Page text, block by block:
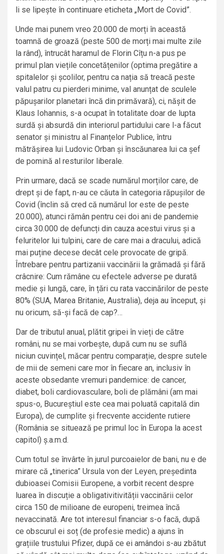
li se lipește în continuare eticheta „Mort de Covid”.
Unde mai punem vreo 20.000 de morți în această
toamnă de groază (peste 500 de morți mai multe zile
la rând), întrucât haramul de Florin Cîțu n-a pus pe
primul plan viețile concetățenilor (optima pregătire a
spitalelor și școlilor, pentru ca nația să treacă peste
valul patru cu pierderi minime, val anunțat de sculele
păpușarilor planetari încă din primăvară), ci, nășit de
Klaus Iohannis, s-a ocupat în totalitate doar de lupta
surdă și absurdă din interiorul partidului care l-a făcut
senator și ministru al Finanțelor Publice, întru
mătrășirea lui Ludovic Orban și înscăunarea lui ca șef
de pomină al resturilor liberale.
Prin urmare, dacă se scade numărul morților care, de
drept și de fapt, n-au ce căuta în categoria răpușilor de
Covid (înclin să cred că numărul lor este de peste
20.000), atunci rămân pentru cei doi ani de pandemie
circa 30.000 de defuncți din cauza acestui virus și a
feluritelor lui tulpini, care de care mai a dracului, adică
mai puține decese decât cele provocate de gripă.
Întrebare pentru partizanii vaccinării la grămadă și fără
crâcnire: Cum rămâne cu efectele adverse pe durată
medie și lungă, care, în țări cu rata vaccinărilor de peste
80% (SUA, Marea Britanie, Australia), deja au început, și
nu oricum, să-și facă de cap?…
Dar de tributul anual, plătit gripei în vieți de către
români, nu se mai vorbește, după cum nu se suflă
niciun cuvințel, măcar pentru comparație, despre sutele
de mii de semeni care mor în fiecare an, inclusiv în
aceste obsedante vremuri pandemice: de cancer,
diabet, boli cardiovasculare, boli de plămâni (am mai
spus-o, Bucureștiul este cea mai poluată capitală din
Europa), de cumplite și frecvente accidente rutiere
(România se situează pe primul loc în Europa la acest
capitol) ș.a.m.d.
Cum totul se învârte în jurul purcoaielor de bani, nu e de
mirare că „tinerica” Ursula von der Leyen, președinta
dubioasei Comisii Europene, a vorbit recent despre
luarea în discuție a obligativitivității vaccinării celor
circa 150 de milioane de europeni, treimea încă
nevaccinată. Are tot interesul financiar s-o facă, după
ce obscurul ei soț (de profesie medic) a ajuns în
grațiile trustului Pfizer, după ce ei amândoi s-au zbătut